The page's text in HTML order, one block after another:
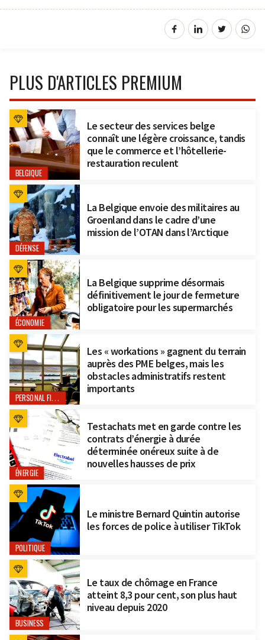
PLUS D'ARTICLES PREMIUM
BELGIQUE
Le secteur des services belge
connaît une légère croissance, tandis
que le commerce et l’hôtellerie-
restauration reculent
DÉFENSE
La Belgique envoie des militaires au
Groenland dans le cadre d’une
mission de l’OTAN dans l’Arctique
ÉCONOMIE
La Belgique supprime désormais
définitivement le jour de fermeture
obligatoire pour les supermarchés
PERSONAL FINANCE
Les « workations » gagnent du terrain
auprès des PME belges, mais les
obstacles administratifs restent
importants
ÉNERGIE
Testachats met en garde contre les
contrats d’énergie à durée
déterminée onéreux suite à de
nouvelles hausses de prix
POLITIQUE
Le ministre Bernard Quintin autorise
les forces de police à utiliser TikTok
BUSINESS
Le taux de chômage en France
atteint 8,3 pour cent, son plus haut
niveau depuis 2020